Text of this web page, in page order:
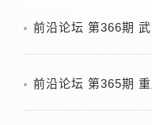
前沿论坛 第366期 武汉大学肖丽教授
前沿论坛 第365期 重庆大学李莉教授